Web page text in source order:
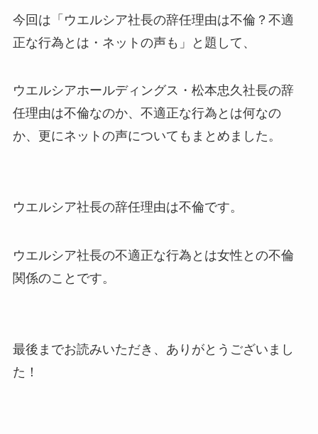
今回は「ウエルシア社長の辞任理由は不倫？不適
正な行為とは・ネットの声も」と題して、
ウエルシアホールディングス・松本忠久社長の辞
任理由は不倫なのか、不適正な行為とは何なの
か、更にネットの声についてもまとめました。
ウエルシア社長の辞任理由は不倫です。
ウエルシア社長の不適正な行為とは女性との不倫
関係のことです。
最後までお読みいただき、ありがとうございまし
た！